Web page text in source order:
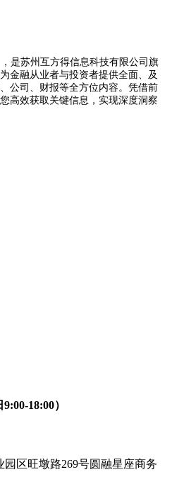
是苏州互方得信息科技有限公司旗
金融从业者与投资者提供全面、及
公司、财报等全方位内容。凭借前
高效获取关键信息，实现深度洞察
9:00-18:00）
园区旺墩路269号圆融星座商务